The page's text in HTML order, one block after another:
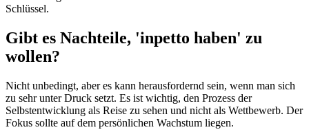
Schlüssel.
Gibt es Nachteile, 'inpetto haben' zu
wollen?
Nicht unbedingt, aber es kann herausfordernd sein, wenn man sich
zu sehr unter Druck setzt. Es ist wichtig, den Prozess der
Selbstentwicklung als Reise zu sehen und nicht als Wettbewerb. Der
Fokus sollte auf dem persönlichen Wachstum liegen.